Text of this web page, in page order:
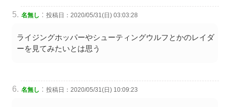
名無し : 投稿日：2020/05/31(日) 03:03:28
ライジングホッパーやシューティングウルフとかのレイダ
ーを見てみたいとは思う
名無し : 投稿日：2020/05/31(日) 10:09:23